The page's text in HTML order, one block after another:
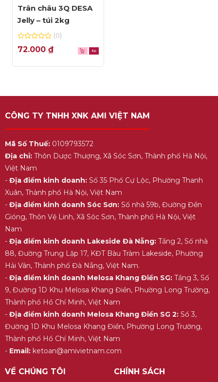
Trân châu 3Q DESA
Jelly – túi 2kg
0
out
(0)
72.000 ₫
CÔNG TY TNHH XNK AMI VIỆT NAM
Mã Số Thuế:0109793572
Địa chỉ:Thôn Dược Thượng, Xã Sóc Sơn, Thành phố Hà Nội,
Việt Nam
- Địa điểm kinh doanh:Số 35 Phố Cự Lộc, Phường Thanh
Xuân, Thành phố Hà Nội, Việt Nam
- Địa điểm kinh doanh Sóc Sơn:Số nhà 59b, Đường Đền
Gióng, Thôn Vệ Linh, Xã Sóc Sơn, Thành phố Hà Nội, Việt
Nam
- Địa điểm kinh doanh Lakeside Đà Nẵng:Tầng 2, Số nhà
88, Đường Trung Lập 17, KĐT Bàu Tràm Lakeside, Phường
Hải Vân, Thành phố Đà Nẵng, Việt Nam.
- Địa điểm kinh doanh Melosa Khang Điền SG:Tầng 3, Số
9, Đường 1D Khu Melosa Khang Điền, Phường Long Trường,
Thành phố Hồ Chí Minh, Việt Nam
- Địa điểm kinh doanh Melosa Khang Điền SG 2:Số 3,
Đường 1D Khu Melosa Khang Điền, Phường Long Trường,
Thành phố Hồ Chí Minh, Việt Nam
- Email:ketoan@amivietnam.com
VỀ CHÚNG TÔI CHÍNH SÁCH